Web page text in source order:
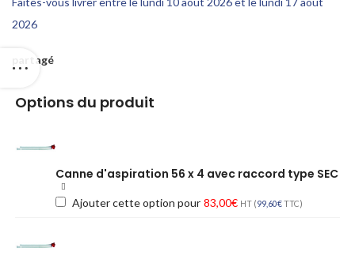
2026
partagé
Options du produit
Canne d'aspiration 56 x 4 avec raccord type SEC
Ajouter cette option pour 83,00€ HT (99,60€TTC)